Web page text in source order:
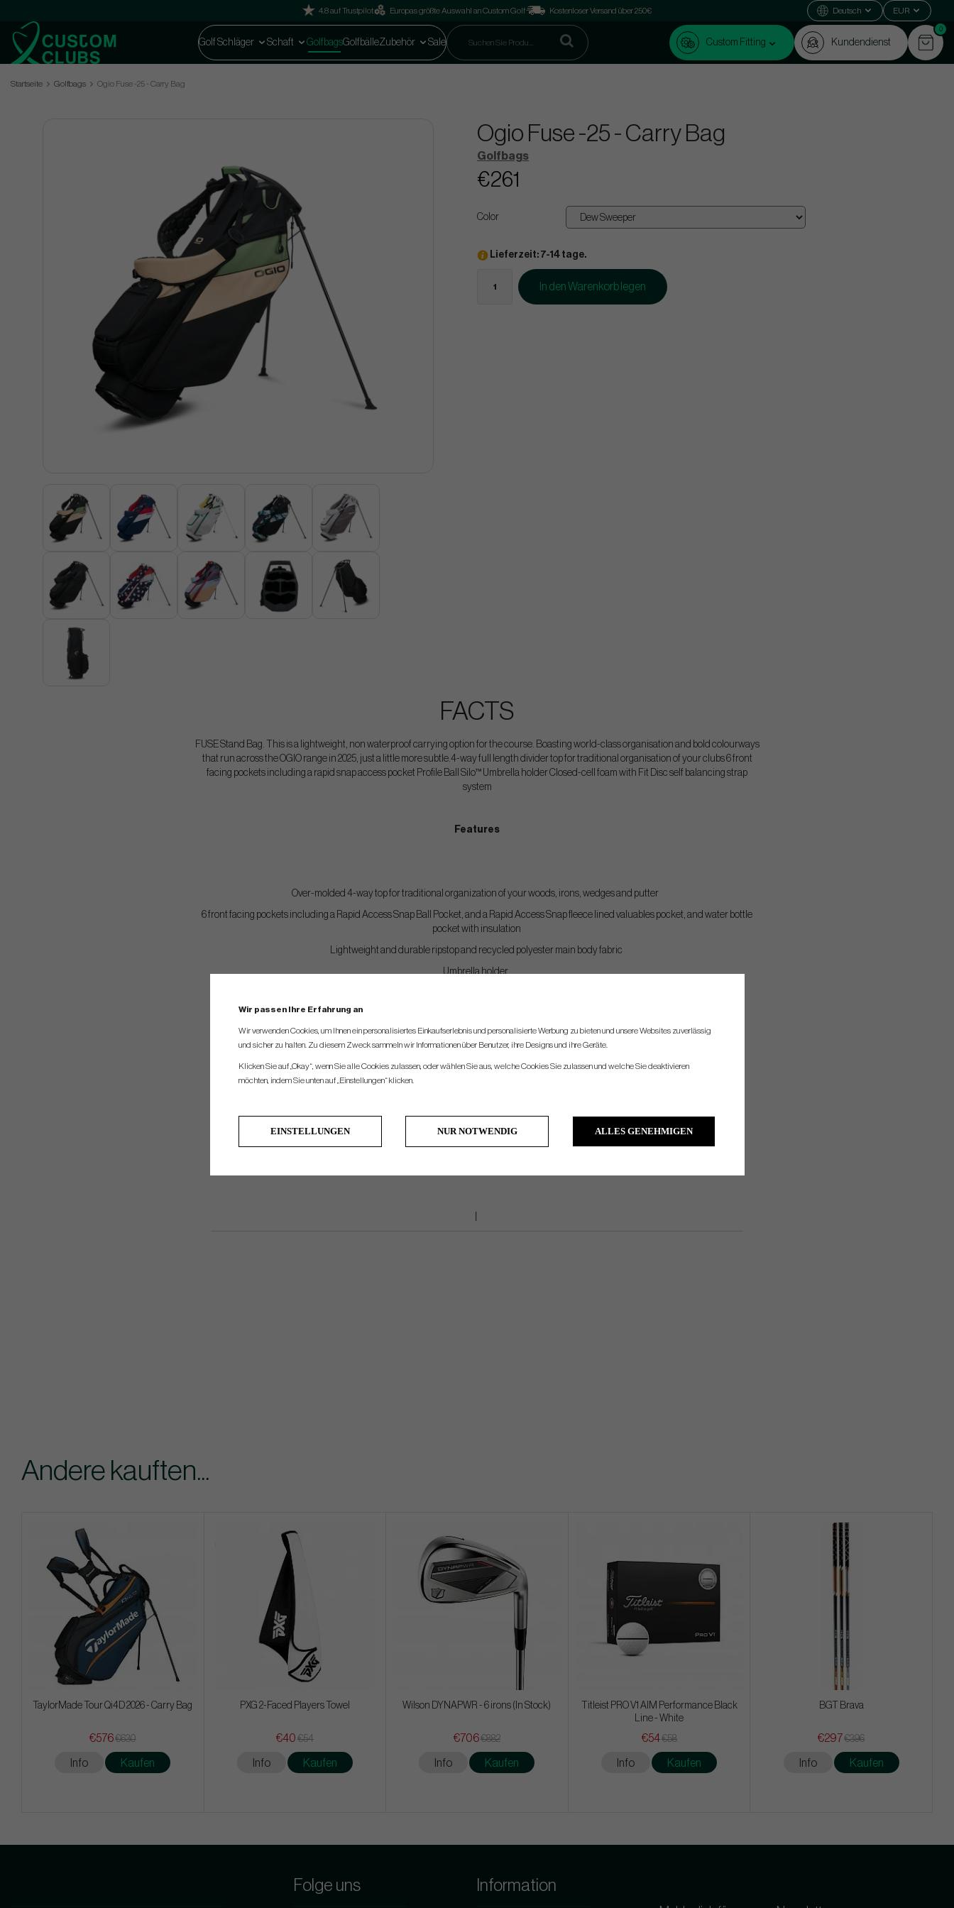
4.8 auf Trustpilot Europas größte Auswahl an Custom Golf Kostenloser Versand über 250€ Deutsch EUR
Golf Schläger Schaft GolfbagsGolfbälleZubehör Sale Custom Fitting Kundendienst
0
Startseite Golfbags Ogio Fuse -25 - Carry Bag
Ogio Fuse -25 - Carry Bag
Golfbags
€261
Color
Lieferzeit: 7-14 tage.
In den Warenkorb legen
FACTS
FUSE Stand Bag. This is a lightweight, non waterproof carrying option for the course. Boasting world-class organisation and bold colourways
that run across the OGIO range in 2025, just a little more subtle.4-way full length divider top for traditional organisation of your clubs 6 front
facing pockets including a rapid snap access pocket Profile Ball Silo™ Umbrella holder Closed-cell foam with Fit Disc self balancing strap
system
Features
Over-molded 4-way top for traditional organization of your woods, irons, wedges and putter
6 front facing pockets including a Rapid Access Snap Ball Pocket, and a Rapid Access Snap fleece lined valuables pocket, and water bottle
pocket with insulation
Lightweight and durable ripstop and recycled polyester main body fabric
Umbrella holder
Towel loop
Ball pocket can be personalized
Andere kauften...
TaylorMade Tour Qi4D 2026 - Carry Bag
€576€630
Info Kaufen
PXG 2-Faced Players Towel
€40 €54
Info Kaufen
Wilson DYNAPWR - 6 irons (In Stock)
€706€882
Info Kaufen
Titleist PRO V1 AIM Performance Black
Line - White
€54€58
Info Kaufen
BGT Brava
€297€396
Info Kaufen
Folge uns Information
Wir passen Ihre Erfahrung an
Wir verwenden Cookies, um Ihnen ein personalisiertes Einkaufserlebnis und personalisierte Werbung zu bieten und unsere Websites zuverlässig
und sicher zu halten. Zu diesem Zweck sammeln wir Informationen über Benutzer, ihre Designs und ihre Geräte.
Klicken Sie auf „Okay“, wenn Sie alle Cookies zulassen, oder wählen Sie aus, welche Cookies Sie zulassen und welche Sie deaktivieren
möchten, indem Sie unten auf „Einstellungen“ klicken.
EINSTELLUNGEN NUR NOTWENDIG ALLES GENEHMIGEN